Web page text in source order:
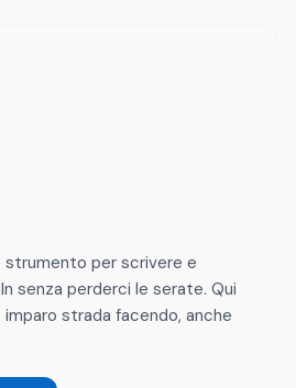
strumento per scrivere e
senza perderci le serate. Qui
strada facendo, anche